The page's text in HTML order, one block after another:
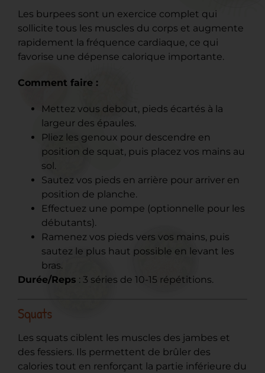
Les burpees sont un exercice complet qui
sollicite tous les muscles du corps et augmente
rapidement la fréquence cardiaque, ce qui
favorise une dépense calorique importante.
Comment faire :
Mettez vous debout, pieds écartés à la
largeur des épaules.
Pliez les genoux pour descendre en
position de squat, puis placez vos mains au
sol.
Sautez vos pieds en arrière pour arriver en
position de planche.
Effectuez une pompe (optionnelle pour les
débutants).
Ramenez vos pieds vers vos mains, puis
sautez le plus haut possible en levant les
bras.
Durée/Reps : 3 séries de 10-15 répétitions.
Squats
Les squats ciblent les muscles des jambes et
des fessiers. Ils permettent de brûler des
calories tout en renforçant la partie inférieure du